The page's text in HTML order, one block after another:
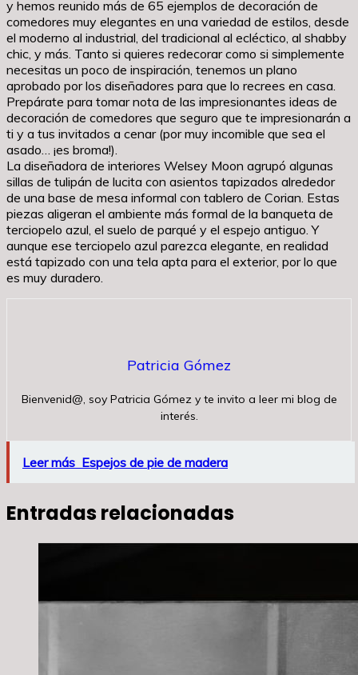
y hemos reunido más de 65 ejemplos de decoración de
comedores muy elegantes en una variedad de estilos, desde
el moderno al industrial, del tradicional al ecléctico, al shabby
chic, y más. Tanto si quieres redecorar como si simplemente
necesitas un poco de inspiración, tenemos un plano
aprobado por los diseñadores para que lo recrees en casa.
Prepárate para tomar nota de las impresionantes ideas de
decoración de comedores que seguro que te impresionarán a
ti y a tus invitados a cenar (por muy incomible que sea el
asado… ¡es broma!).
La diseñadora de interiores Welsey Moon agrupó algunas
sillas de tulipán de lucita con asientos tapizados alrededor
de una base de mesa informal con tablero de Corian. Estas
piezas aligeran el ambiente más formal de la banqueta de
terciopelo azul, el suelo de parqué y el espejo antiguo. Y
aunque ese terciopelo azul parezca elegante, en realidad
está tapizado con una tela apta para el exterior, por lo que
es muy duradero.
Patricia Gómez
Bienvenid@, soy Patricia Gómez y te invito a leer mi blog de
interés.
Leer más Espejos de pie de madera
Entradas relacionadas